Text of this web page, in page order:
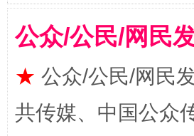
揭批美国五大"原罪"
公众/公民/网民
★ 公众/公民/网民
共传媒、中国公众